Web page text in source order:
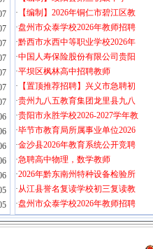
· 【编制】2026年铜仁市碧江区教
·盘州市众泰学校2026年教师招聘
·黔西市水西中等职业学校2026年
·中国人寿保险股份有限公司贵阳
·平坝区枫林高中招聘教师
· 【置顶推荐招聘】兴义市急聘初
·贵州九八五教育集团龙里县九八
·贵阳市永胜学校2026-2027学年教
·毕节市教育局所属事业单位2026
·金沙县2026年教育系统公开竞聘
·急聘高中物理，数学教师
·2026年黔东南州特种设备检验所
·从江县誉名复读学校初三复读教
·盘州市众泰学校2026年教师招聘